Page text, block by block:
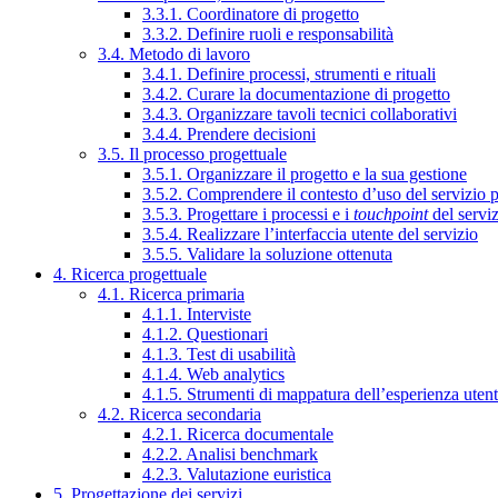
3.3.1. Coordinatore di progetto
3.3.2. Definire ruoli e responsabilità
3.4. Metodo di lavoro
3.4.1. Definire processi, strumenti e rituali
3.4.2. Curare la documentazione di progetto
3.4.3. Organizzare tavoli tecnici collaborativi
3.4.4. Prendere decisioni
3.5. Il processo progettuale
3.5.1. Organizzare il progetto e la sua gestione
3.5.2. Comprendere il contesto d’uso del servizio
3.5.3. Progettare i processi e i touchpointdel
3.5.4. Realizzare l’interfaccia utente del servizio
3.5.5. Validare la soluzione ottenuta
4. Ricerca progettuale
4.1. Ricerca primaria
4.1.1. Interviste
4.1.2. Questionari
4.1.3. Test di usabilità
4.1.4. Web analytics
4.1.5. Strumenti di mappatura dell’esperienza
4.2. Ricerca secondaria
4.2.1. Ricerca documentale
4.2.2. Analisi benchmark
4.2.3. Valutazione euristica
5. Progettazione dei servizi